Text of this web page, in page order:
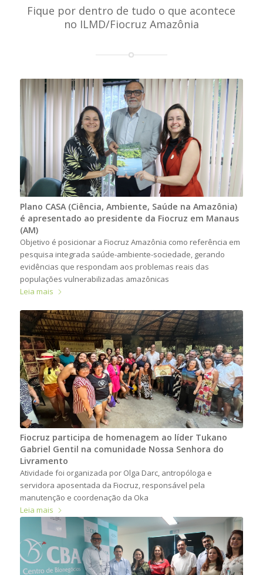
Fique por dentro de tudo o que acontece
no ILMD/Fiocruz Amazônia
Plano CASA (Ciência, Ambiente, Saúde na Amazônia)
é apresentado ao presidente da Fiocruz em Manaus
(AM)
Objetivo é posicionar a Fiocruz Amazônia como referência em
pesquisa integrada saúde-ambiente-sociedade, gerando
evidências que respondam aos problemas reais das
populações vulnerabilizadas amazônicas
Leia mais
Fiocruz participa de homenagem ao líder Tukano
Gabriel Gentil na comunidade Nossa Senhora do
Livramento
Atividade foi organizada por Olga Darc, antropóloga e
servidora aposentada da Fiocruz, responsável pela
manutenção e coordenação da Oka
Leia mais